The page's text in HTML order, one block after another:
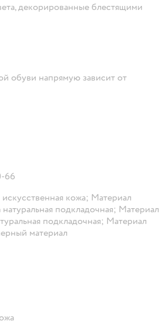
декорированные блестящими
обуви напрямую зависит от
66
кожа; Материал
подкладочная; Материал
подкладочная; Материал
материал